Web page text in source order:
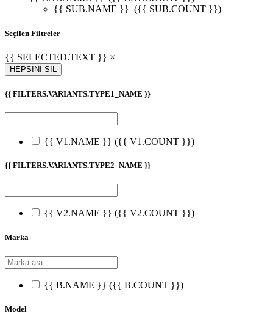
{{ SUB.NAME }} ({{ SUB.COUNT }})
Seçilen Filtreler
{{ SELECTED.TEXT }} ×
HEPSİNİ SİL
{{ FILTERS.VARIANTS.TYPE1_NAME }}
{{ V1.NAME }} ({{ V1.COUNT }})
{{ FILTERS.VARIANTS.TYPE2_NAME }}
{{ V2.NAME }} ({{ V2.COUNT }})
Marka
{{ B.NAME }} ({{ B.COUNT }})
Model